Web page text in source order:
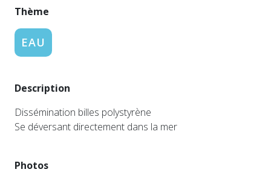
Thème
EAU
Description
Dissémination billes polystyrène
Se déversant directement dans la mer
Photos